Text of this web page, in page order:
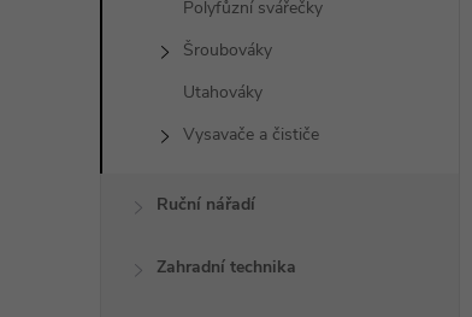
Polyfůzní svářečky
Šroubováky
Utahováky
Vysavače a čističe
Ruční nářadí
Zahradní technika